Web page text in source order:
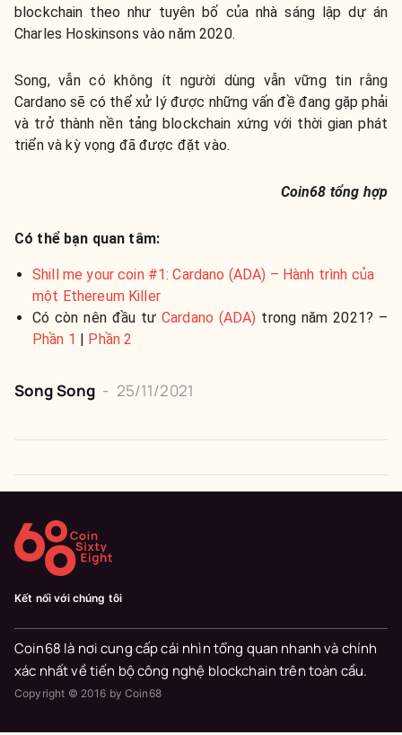
blockchain theo như tuyên bố của nhà sáng lập dự án
Charles Hoskinsons vào năm 2020.
Song, vẫn có không ít người dùng vẫn vững tin rằng
Cardano sẽ có thể xử lý được những vấn đề đang gặp phải
và trở thành nền tảng blockchain xứng với thời gian phát
triển và kỳ vọng đã được đặt vào.
Coin68 tổng hợp
Có thể bạn quan tâm:
Shill me your coin #1: Cardano (ADA) – Hành trình của
một Ethereum Killer
Có còn nên đầu tưCardano (ADA) trong năm 2021? –
Phần 1 | Phần 2
Song Song - 25/11/2021
Kết nối với chúng tôi
Coin68 là nơi cung cấp cái nhìn tổng quan nhanh và chính
xác nhất về tiến bộ công nghệ blockchain trên toàn cầu.
Copyright © 2016 by Coin68